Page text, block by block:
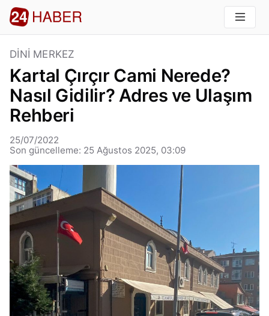
DINI MERKEZ
Kartal Çırçır Cami Nerede?
Nasıl Gidilir? Adres ve Ulaşım
Rehberi
25/07/2022
Son güncelleme: 25 Ağustos 2025, 03:09